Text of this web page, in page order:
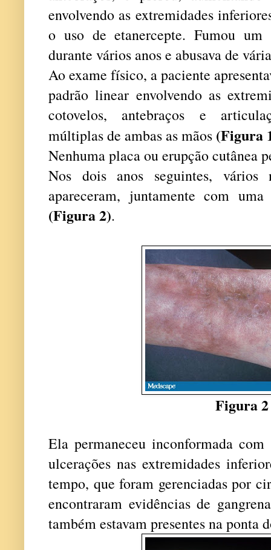
envolvendo as extremidades
o uso de etanercepte. Fumou
durante vários anos e abusava de
Ao exame físico, a paciente
padrão linear envolvendo as
cotovelos, antebraços e
múltiplas de ambas as mãos (Figura
Nenhuma placa ou erupção cutânea
Nos dois anos seguintes, vários
apareceram, juntamente com
(Figura 2).
Figura 2
Ela permaneceu inconformada
ulcerações nas extremidades
tempo, que foram gerenciadas por
encontraram evidências de
também estavam presentes na ponta